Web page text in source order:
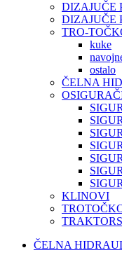
DIZAJUČE
DIZAJUČE
TRO-
kuke
ostalo
ČELNA
KLINOVI
ČELNA